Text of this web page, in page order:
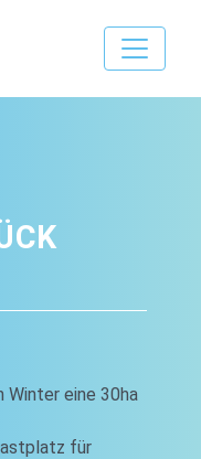
Winter eine 30ha
für